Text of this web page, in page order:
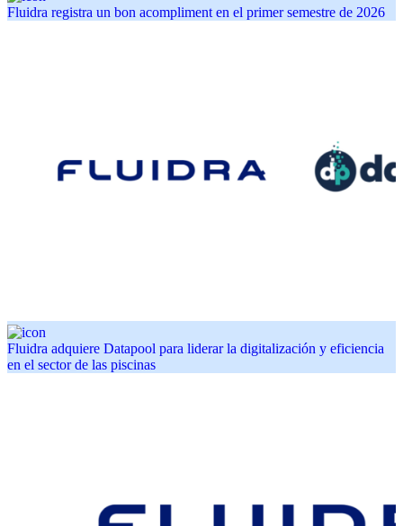
Fluidra registra un bon acompliment en el primer semestre de 2026
Fluidra adquiere Datapool para liderar la digitalización y eficiencia
en el sector de las piscinas